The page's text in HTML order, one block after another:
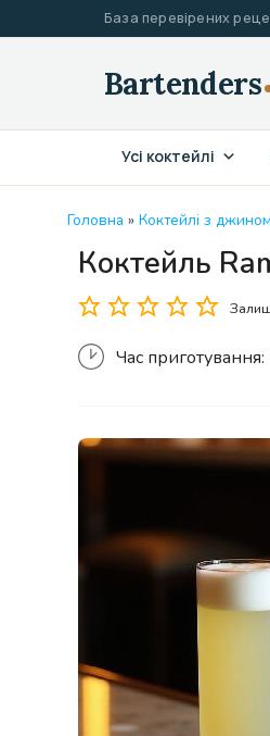
до
База перевірених
Усі коктейлі
Головна » Коктейлі з джином
Коктейль
Час приготування: